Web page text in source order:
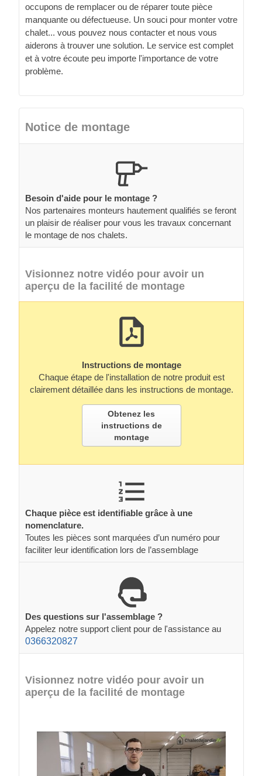
occupons de remplacer ou de réparer toute pièce
manquante ou défectueuse. Un souci pour monter votre
chalet... vous pouvez nous contacter et nous vous
aiderons à trouver une solution. Le service est complet
et à votre écoute peu importe l'importance de votre
problème.
Notice de montage
Besoin d'aide pour le montage ?
Nos partenaires monteurs hautement qualifiés se feront
un plaisir de réaliser pour vous les travaux concernant
le montage de nos chalets.
Visionnez notre vidéo pour avoir un
aperçu de la facilité de montage
Instructions de montage
Chaque étape de l'installation de notre produit est
clairement détaillée dans les instructions de montage.
Obtenez les
instructions de
montage
Chaque pièce est identifiable grâce à une
nomenclature.
Toutes les pièces sont marquées d’un numéro pour
faciliter leur identification lors de l’assemblage
Des questions sur l'assemblage ?
Appelez notre support client pour de l'assistance au
0366320827
Visionnez notre vidéo pour avoir un
aperçu de la facilité de montage